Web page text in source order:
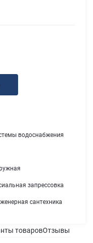
сантехника
водоснабжения
запрессовка
товаровОтзывы